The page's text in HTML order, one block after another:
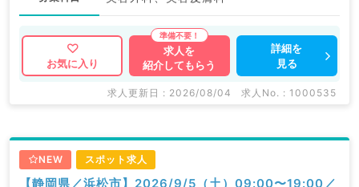
お気に入り
求人を
紹介してもらう
詳細を
見る
求人更新日 : 2026/08/04 求人No. : 1000535
NEW スポット求人
【静岡県／浜松市】2026/9/5（土）09:00〜19:00／